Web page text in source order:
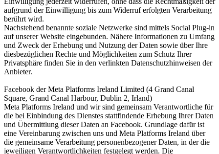
aufgrund der Einwilligung bis zum Widerruf erfolgten Verarbeitung
berührt wird.
Nachstehend benannte soziale Netzwerke sind mittels Social Plug-in
auf unserer Website eingebunden. Nähere Informationen zu Umfang
und Zweck der Erhebung und Nutzung der Daten sowie über Ihre
diesbezüglichen Rechte und Möglichkeiten zum Schutz Ihrer
Privatsphäre finden Sie in den verlinkten Datenschutzhinweisen der
Anbieter.
Facebook der Meta Platforms Ireland Limited (4 Grand Canal
Square, Grand Canal Harbour, Dublin 2, Irland)
Meta Platforms Ireland und wir sind gemeinsam Verantwortliche für
die bei Einbindung des Dienstes stattfindende Erhebung Ihrer Daten
und Übermittlung dieser Daten an Facebook. Grundlage dafür ist
eine Vereinbarung zwischen uns und Meta Platforms Ireland über
die gemeinsame Verarbeitung personenbezogener Daten, in der die
jeweiligen Verantwortlichkeiten festgelegt werden. Die